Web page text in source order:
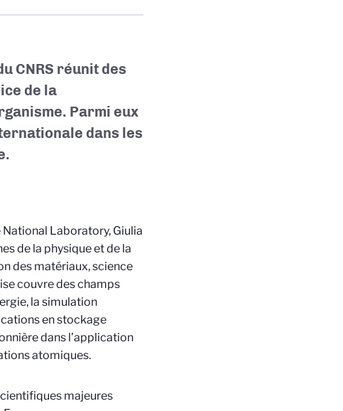
CNRS réunit des
de la
Parmi eux
dans les
.
National Laboratory, Giulia
de la physique et de la
des matériaux, science
couvre des champs
la simulation
en stockage
dans l’application
atomiques.
majeures